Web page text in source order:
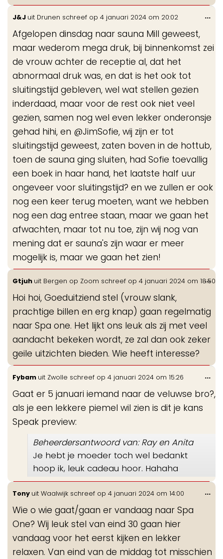
J&J uit Drunen schreef op 4 januari 2024 om 20:02
Afgelopen dinsdag naar sauna Mill geweest,
maar wederom mega druk, bij binnenkomst zei
de vrouw achter de receptie al, dat het
abnormaal druk was, en dat is het ook tot
sluitingstijd gebleven, wel wat stellen gezien
inderdaad, maar voor de rest ook niet veel
gezien, samen nog wel even lekker onderonsje
gehad hihi, en @JimSofie, wij zijn er tot
sluitingstijd geweest, zaten boven in de hottub,
toen de sauna ging sluiten, had Sofie toevallig
een boek in haar hand, het laatste half uur
ongeveer voor sluitingstijd? en we zullen er ook
nog een keer terug moeten, want we hebben
nog een dag entree staan, maar we gaan het
afwachten, maar tot nu toe, zijn wij nog van
mening dat er sauna's zijn waar er meer
mogelijk is, maar we gaan het zien!
...
Gtjuh uit Bergen op Zoom schreef op 4 januari 2024 om 18:50
Hoi hoi, Goeduitziend stel (vrouw slank,
prachtige billen en erg knap) gaan regelmatig
naar Spa one. Het lijkt ons leuk als zij met veel
aandacht bekeken wordt, ze zal dan ook zeker
geile uitzichten bieden. Wie heeft interesse?
...
Fybam uit Zwolle schreef op 4 januari 2024 om 15:26
Gaat er 5 januari iemand naar de veluwse bro?,
als je een lekkere piemel wil zien is dit je kans
Speak preview:
Beheerdersantwoord van: Ray en Anita
Je hebt je moeder toch wel bedankt
hoop ik, leuk cadeau hoor. Hahaha
...
Tony uit Waalwijk schreef op 4 januari 2024 om 14:00
Wie o wie gaat/gaan er vandaag naar Spa
One? Wij leuk stel van eind 30 gaan hier
vandaag voor het eerst kijken en lekker
relaxen. Van eind van de middag tot misschien
...